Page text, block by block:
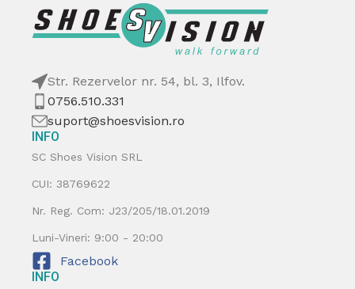
Str. Rezervelor nr. 54, bl. 3, Ilfov.
0756.510.331
suport@shoesvision.ro
INFO
SC Shoes Vision SRL
CUI: 38769622
Nr. Reg. Com: J23/205/18.01.2019
Luni-Vineri: 9:00 - 20:00
Facebook
INFO